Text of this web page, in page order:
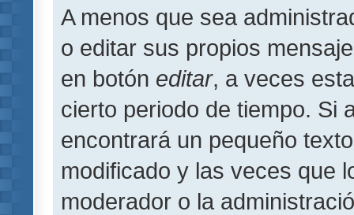
A menos que sea
o editar sus propios
en botón editar, a veces
cierto periodo de tiempo. Si
encontrará un pequeño
modificado y las veces que
moderador o la